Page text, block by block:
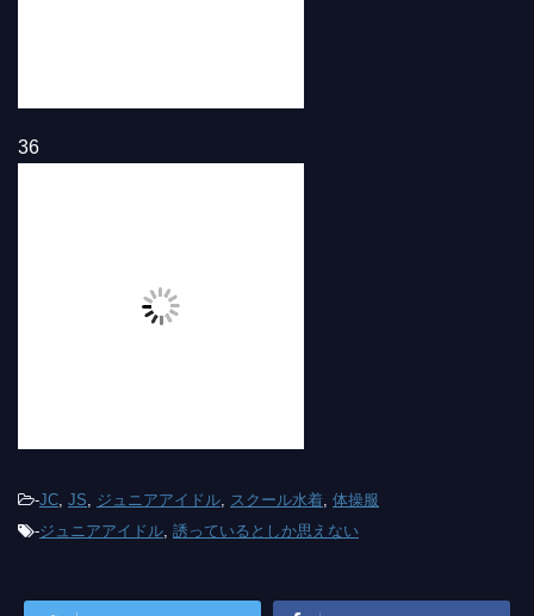
-JC,JS,ジュニアアイドル,スクール水着